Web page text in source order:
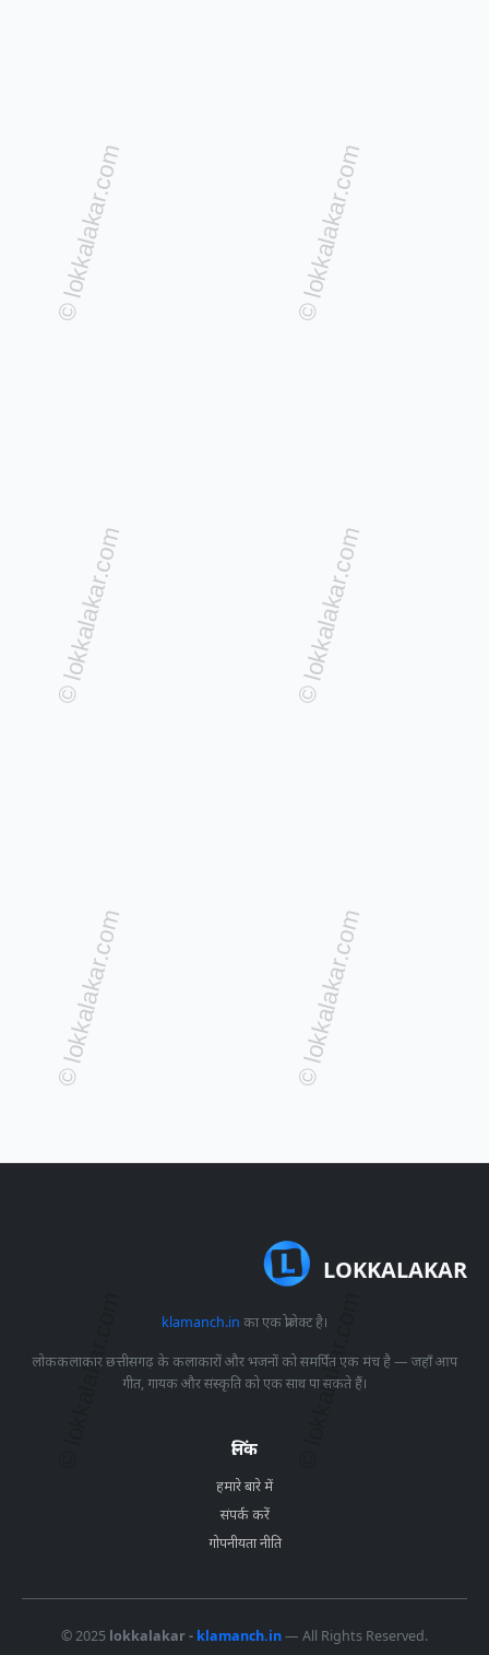
LOKKALAKAR
klamanch.in का एक प्रोजेक्ट है।
लोककलाकार छत्तीसगढ़ के कलाकारों और भजनों को समर्पित एक मंच है — जहाँ आप
गीत, गायक और संस्कृति को एक साथ पा सकते हैं।
लिंक
हमारे बारे में
संपर्क करें
गोपनीयता नीति
© 2025 lokkalakar - klamanch.in— All Rights Reserved.